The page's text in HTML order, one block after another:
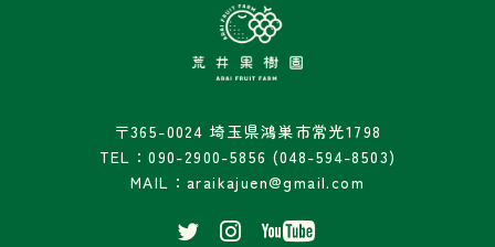
〒365-0024 埼玉県鴻巣市常光1798
TEL：090-2900-5856 (048-594-8503)
MAIL：araikajuen@gmail.com